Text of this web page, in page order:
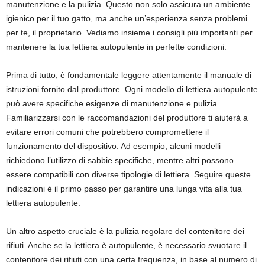
manutenzione e la pulizia. Questo non solo assicura un ambiente
igienico per il tuo gatto, ma anche un’esperienza senza problemi
per te, il proprietario. Vediamo insieme i consigli più importanti per
mantenere la tua lettiera autopulente in perfette condizioni.
Prima di tutto, è fondamentale leggere attentamente il manuale di
istruzioni fornito dal produttore. Ogni modello di lettiera autopulente
può avere specifiche esigenze di manutenzione e pulizia.
Familiarizzarsi con le raccomandazioni del produttore ti aiuterà a
evitare errori comuni che potrebbero compromettere il
funzionamento del dispositivo. Ad esempio, alcuni modelli
richiedono l’utilizzo di sabbie specifiche, mentre altri possono
essere compatibili con diverse tipologie di lettiera. Seguire queste
indicazioni è il primo passo per garantire una lunga vita alla tua
lettiera autopulente.
Un altro aspetto cruciale è la pulizia regolare del contenitore dei
rifiuti. Anche se la lettiera è autopulente, è necessario svuotare il
contenitore dei rifiuti con una certa frequenza, in base al numero di